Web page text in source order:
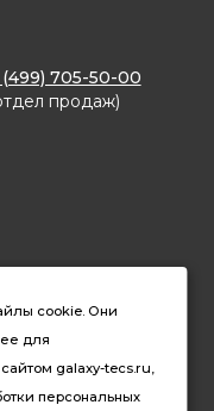
705-50-00
продаж)
cookie. Они
для
galaxy-tecs.ru,
персональных